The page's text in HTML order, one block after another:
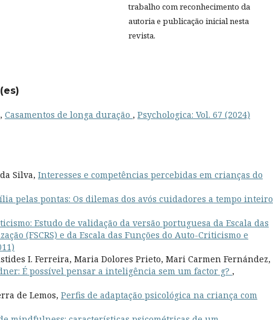
trabalho com reconhecimento da
autoria e publicação inicial nesta
revista.
Casamentos de longa duração , Psychologica: Vol. 67 (2024)
Silva, Interesses e competências percebidas em crianças do
pelas pontas: Os dilemas dos avós cuidadores a tempo inteiro
Estudo de validação da versão portuguesa da Escala das
(FSCRS) e da Escala das Funções do Auto-Criticismo e
I. Ferreira, Maria Dolores Prieto, Mari Carmen Fernández,
É possível pensar a inteligência sem um factor g? ,
de Lemos, Perfis de adaptação psicológica na criança com